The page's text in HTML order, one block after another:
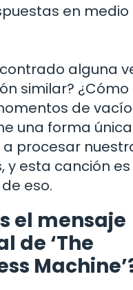
en medio
alguna
similar? ¿Cómo
de
una forma
procesar
y esta canción es
eso.
el mensaje
de ‘The